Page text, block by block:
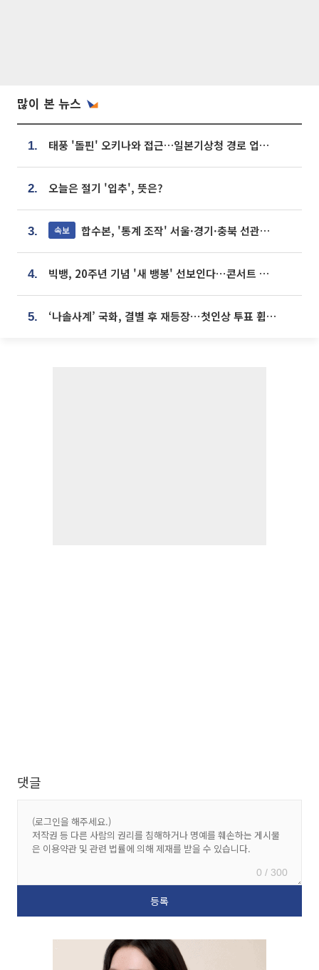
많이 본 뉴스
1. 태풍 '돌핀' 오키나와 접근…일본기상청 경로 업데이트
2. 오늘은 절기 '입추', 뜻은?
3. 속보 합수본, '통계 조작' 서울·경기·충북 선관위 등 추가 압수수색
4. 빅뱅, 20주년 기념 '새 뱅봉' 선보인다⋯콘서트 앞두고 팝업 개최
5. ‘나솔사계’ 국화, 결별 후 재등장⋯첫인상 투표 휩쓸고 ‘인기녀’ 등극
댓글
0 / 300